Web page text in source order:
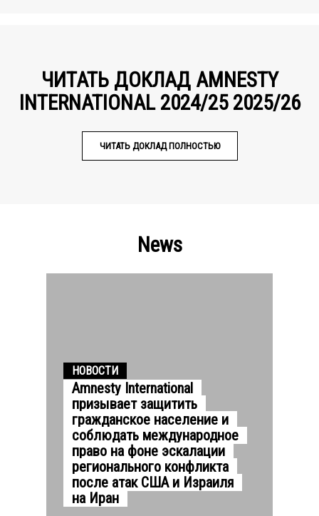
ЧИТАТЬ ДОКЛАД AMNESTY
INTERNATIONAL 2024/25 2025/26
ЧИТАТЬ ДОКЛАД ПОЛНОСТЬЮ
News
НОВОСТИ
Amnesty International
призывает защитить
гражданское население и
соблюдать международное
право на фоне эскалации
регионального конфликта
после атак США и Израиля
на Иран